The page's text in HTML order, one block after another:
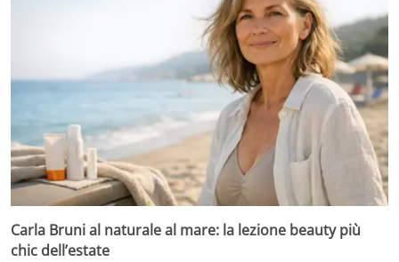
Carla Bruni al naturale al mare: la lezione beauty più
chic dell’estate